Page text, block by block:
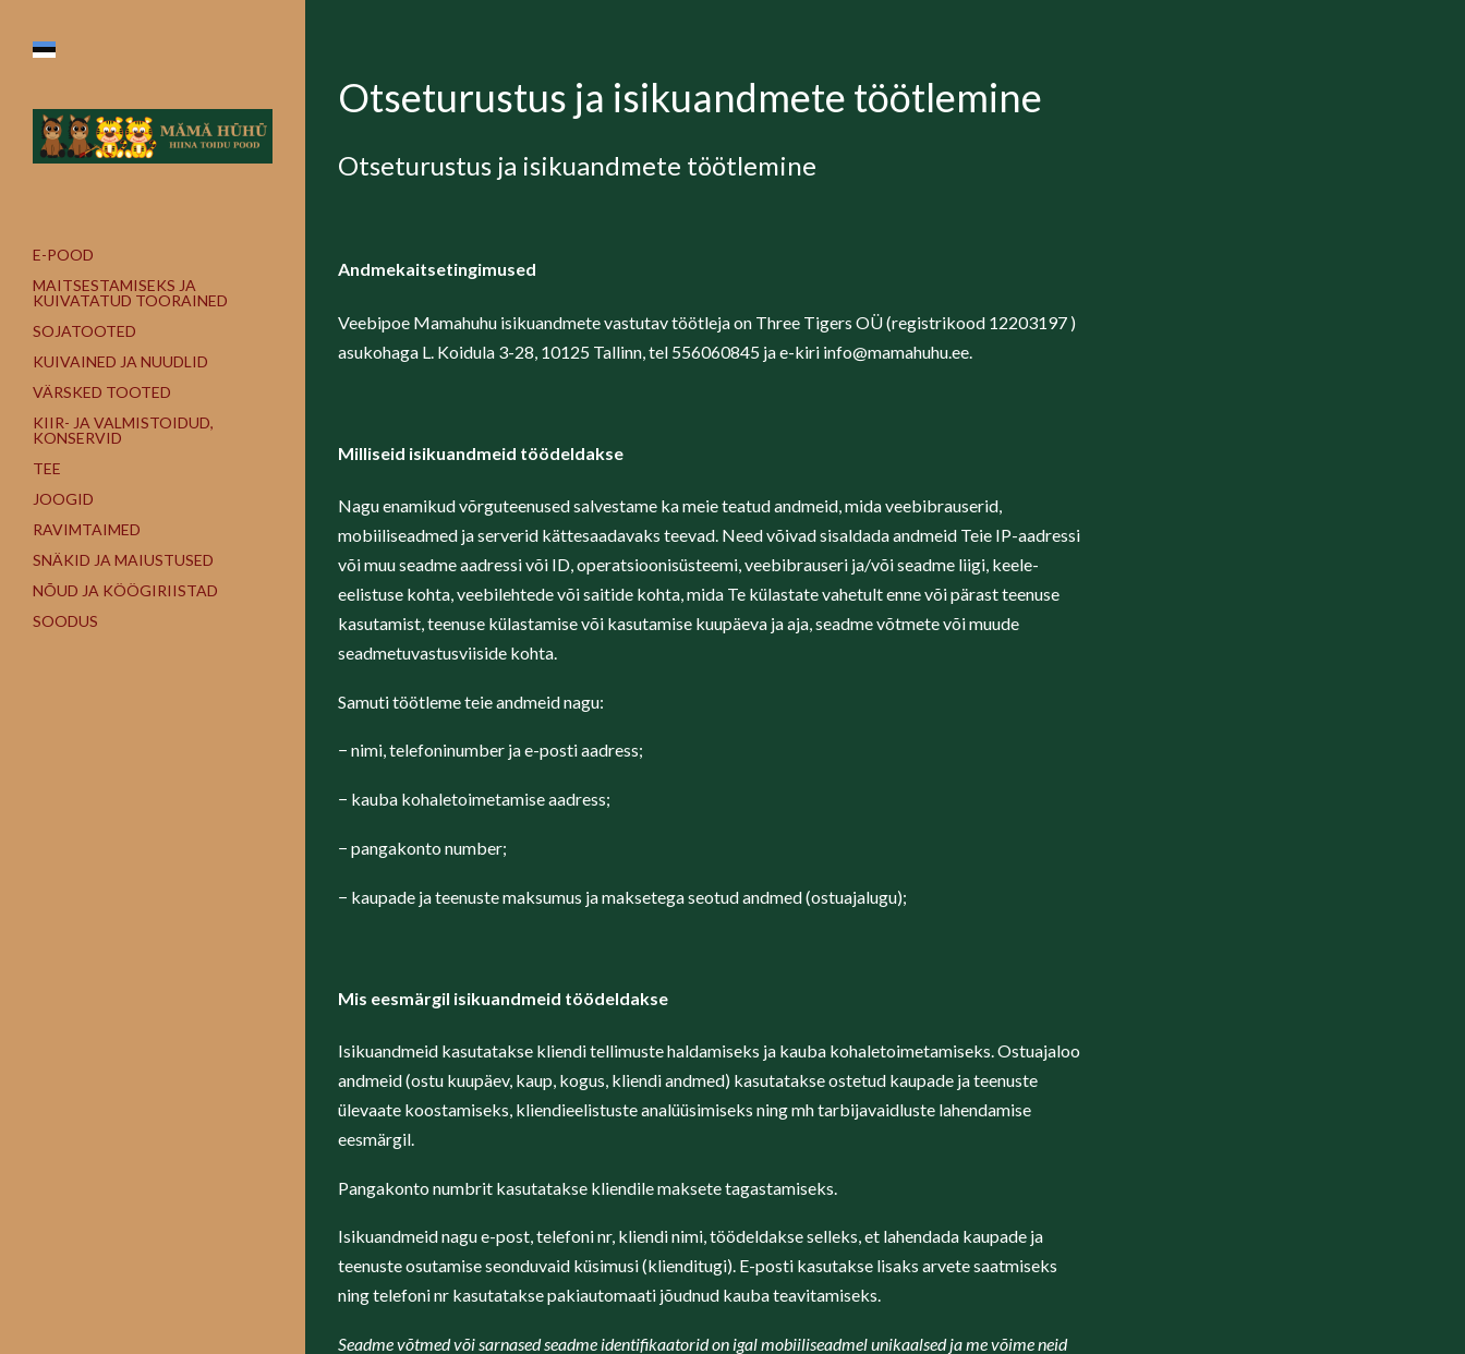
E-POOD
MAITSESTAMISEKS JA
KUIVATATUD TOORAINED
SOJATOOTED
KUIVAINED JA NUUDLID
VÄRSKED TOOTED
KIIR- JA VALMISTOIDUD,
KONSERVID
TEE
JOOGID
RAVIMTAIMED
SNÄKID JA MAIUSTUSED
NÕUD JA KÖÖGIRIISTAD
SOODUS
Otseturustus ja isikuandmete töötlemine
Otseturustus ja isikuandmete töötlemine
Andmekaitsetingimused
Veebipoe Mamahuhu isikuandmete vastutav töötleja on Three Tigers OÜ (registrikood 12203197 )
asukohaga L. Koidula 3-28, 10125 Tallinn, tel 556060845 ja e-kiri info@mamahuhu.ee.
Milliseid isikuandmeid töödeldakse
Nagu enamikud võrguteenused salvestame ka meie teatud andmeid, mida veebibrauserid,
mobiiliseadmed ja serverid kättesaadavaks teevad. Need võivad sisaldada andmeid Teie IP-aadressi
või muu seadme aadressi või ID, operatsioonisüsteemi, veebibrauseri ja/või seadme liigi, keele-
eelistuse kohta, veebilehtede või saitide kohta, mida Te külastate vahetult enne või pärast teenuse
kasutamist, teenuse külastamise või kasutamise kuupäeva ja aja, seadme võtmete või muude
seadmetuvastusviiside kohta.
Samuti töötleme teie andmeid nagu:
− nimi, telefoninumber ja e-posti aadress;
− kauba kohaletoimetamise aadress;
− pangakonto number;
− kaupade ja teenuste maksumus ja maksetega seotud andmed (ostuajalugu);
Mis eesmärgil isikuandmeid töödeldakse
Isikuandmeid kasutatakse kliendi tellimuste haldamiseks ja kauba kohaletoimetamiseks. Ostuajaloo
andmeid (ostu kuupäev, kaup, kogus, kliendi andmed) kasutatakse ostetud kaupade ja teenuste
ülevaate koostamiseks, kliendieelistuste analüüsimiseks ning mh tarbijavaidluste lahendamise
eesmärgil.
Pangakonto numbrit kasutatakse kliendile maksete tagastamiseks.
Isikuandmeid nagu e-post, telefoni nr, kliendi nimi, töödeldakse selleks, et lahendada kaupade ja
teenuste osutamise seonduvaid küsimusi (klienditugi). E-posti kasutakse lisaks arvete saatmiseks
ning telefoni nr kasutatakse pakiautomaati jõudnud kauba teavitamiseks.
Seadme võtmed või sarnased seadme identifikaatorid on igal mobiiliseadmel unikaalsed ja me võime neid